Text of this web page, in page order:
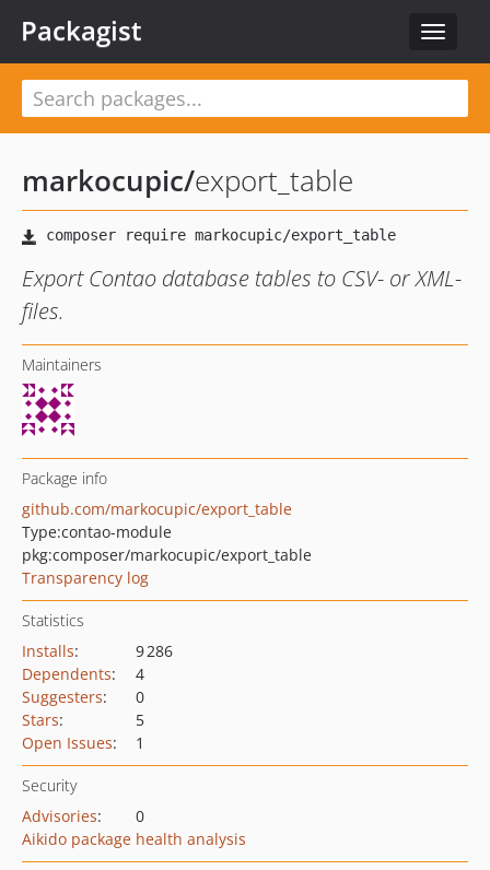
Toggle
Packagist
markocupic/export_table
Export Contao database tables to CSV- or XML-
files.
Maintainers
Package info
github.com/markocupic/export_table
Type:contao-module
pkg:composer/markocupic/export_table
Transparency log
Statistics
Installs:
9 286
Dependents:
4
Suggesters:
0
Stars:
5
Open Issues: 1
Security
Advisories:
0
Aikido package health analysis